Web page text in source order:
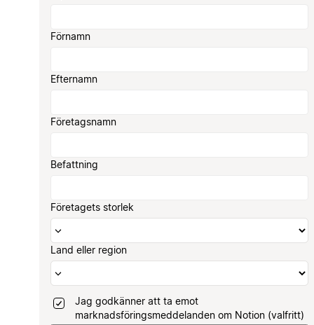
Förnamn
Efternamn
Företagsnamn
Befattning
Företagets storlek
Land eller region
Jag godkänner att ta emot
marknadsföringsmeddelanden om Notion (valfritt)